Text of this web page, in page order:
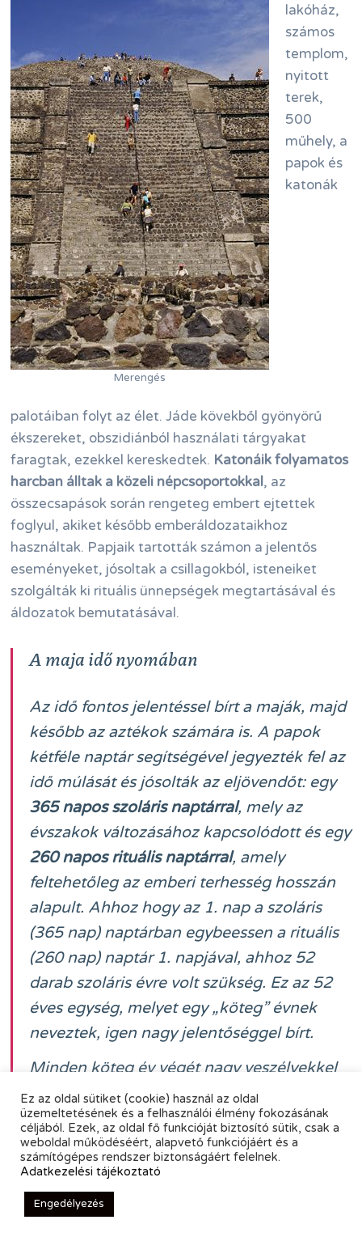
Merengés
lakóház,
számos
templom,
nyitott
terek,
500
műhely, a
papok és
katonák
palotáiban folyt az élet. Jáde kövekből gyönyörű
ékszereket, obszidiánból használati tárgyakat
faragtak, ezekkel kereskedtek. Katonáik folyamatos
harcban álltak a közeli népcsoportokkal, az
összecsapások során rengeteg embert ejtettek
foglyul, akiket később emberáldozataikhoz
használtak. Papjaik tartották számon a jelentős
eseményeket, jósoltak a csillagokból, isteneiket
szolgálták ki rituális ünnepségek megtartásával és
áldozatok bemutatásával.
A maja idő nyomában
Az idő fontos jelentéssel bírt a maják, majd
később az aztékok számára is. A papok
kétféle naptár segítségével jegyezték fel az
idő múlását és jósolták az eljövendőt: egy
365 napos szoláris naptárral, mely az
évszakok változásához kapcsolódott és egy
260 napos rituális naptárral, amely
feltehetőleg az emberi terhesség hosszán
alapult. Ahhoz hogy az 1. nap a szoláris
(365 nap) naptárban egybeessen a rituális
(260 nap) naptár 1. napjával, ahhoz 52
darab szoláris évre volt szükség. Ez az 52
éves egység, melyet egy „köteg” évnek
neveztek, igen nagy jelentőséggel bírt.
Minden köteg év végét nagy veszélyekkel
teli pillanatnak tartották, amikor is az
istenek véget vethetnek a világnak. Az idő
múlásával és jegyzésével sokat
foglalkoztak, a mai lineáris világképünknek
azonban furcsának tűnhet körkörös
időérzékelésük. Egy köteg éven belül
Ez az oldal sütiket (cookie) használ az oldal
üzemeltetésének és a felhasználói élmény fokozásának
céljából. Ezek, az oldal fő funkcióját biztosító sütik, csak a
weboldal működéséért, alapvető funkciójáért és a
számítógépes rendszer biztonságáért felelnek.
Adatkezelési tájékoztató
Engedélyezés